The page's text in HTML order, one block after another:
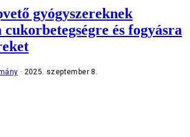
gyógyszereknek
és fogyásra
2025. szeptember 8.